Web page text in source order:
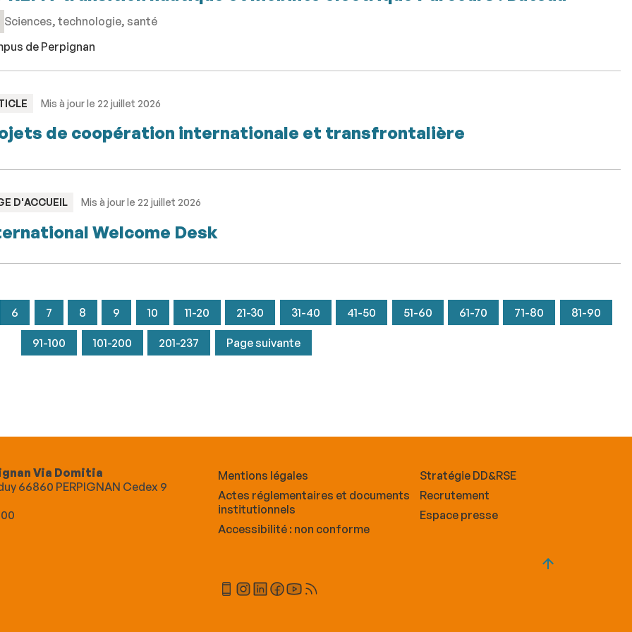
Sciences, technologie, santé
de Perpignan
Mis à jour le 22 juillet 2026
de coopération internationale et transfrontalière
D'ACCUEIL Mis à jour le 22 juillet 2026
Welcome Desk
6 7 8 9 10 11-20 21-30 31-40 41-50 51-60 61-70 71-80 81-90
91-100 101-200 201-237 Page suivante
Via Domitia
66860 PERPIGNAN Cedex 9
Mentions légales
Actes réglementaires et documents
institutionnels
Accessibilité : non conforme
Stratégie DD&RSE
Recrutement
Espace presse